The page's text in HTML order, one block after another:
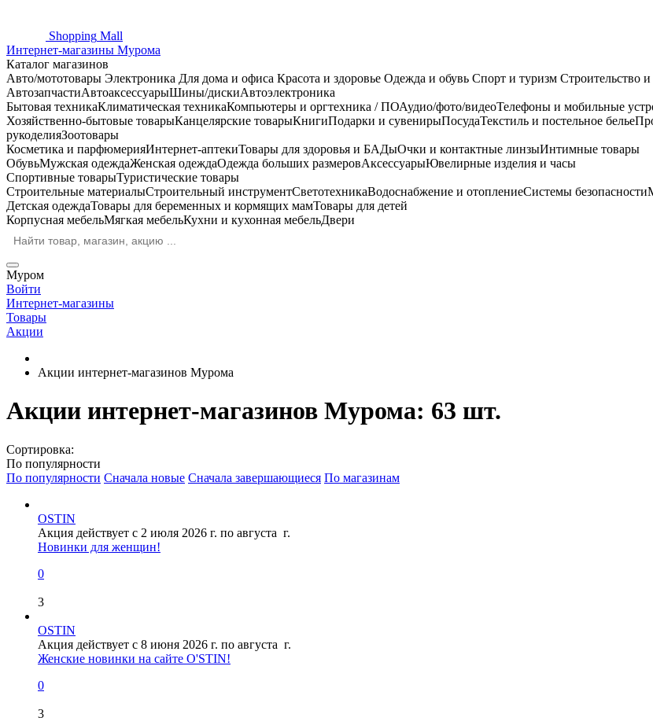
Shopping Mall
Интернет-магазины Мурома
Каталог магазинов
Авто/мототовары Электроника Для дома и офиса Красота и здоровье Одежда и обувь Спорт и туризм Строительство
АвтозапчастиАвтоаксессуарыШины/дискиАвтоэлектроника
Бытовая техникаКлиматическая техникаКомпьютеры и оргтехника / ПОАудио/фото/видеоТелефоны и мобильные
Хозяйственно-бытовые товарыКанцелярские товарыКнигиПодарки и сувенирыПосудаТекстиль и постельное белье
рукоделияЗоотовары
Косметика и парфюмерияИнтернет-аптекиТовары для здоровья и БАДыОчки и контактные линзыИнтимные товары
ОбувьМужская одеждаЖенская одеждаОдежда больших размеровАксессуарыЮвелирные изделия и часы
Спортивные товарыТуристические товары
Строительные материалыСтроительный инструментСветотехникаВодоснабжение и отоплениеСистемы безопасности
Детская одеждаТовары для беременных и кормящих мамТовары для детей
Корпусная мебельМягкая мебельКухни и кухонная мебельДвери
Муром
Войти
Интернет-магазины
Товары
Акции
Акции интернет-магазинов Мурома
Акции интернет-магазинов Мурома: 63 шт.
Сортировка:
По популярности
По популярности Сначала новые Сначала завершающиеся По магазинам
OSTIN
Акция действует с 2 июля 2026 г. по августа г.
Новинки для женщин!
0
3
OSTIN
Акция действует с 8 июня 2026 г. по августа г.
Женские новинки на сайте O'STIN!
0
3